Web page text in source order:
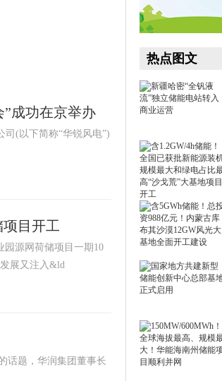
成功在京举办
(以下简称“华锐风电”)
目开工
源网荷储项目一期10
展又注入&ld
话题，华润集团董事长
热点图文